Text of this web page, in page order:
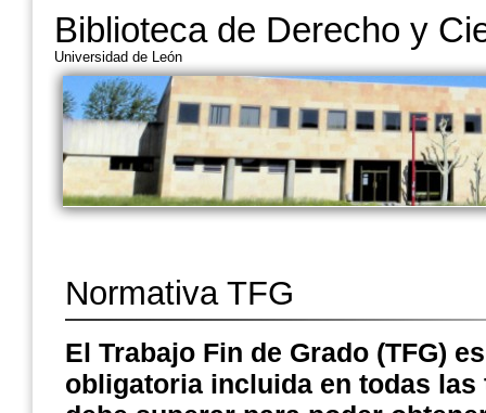
Biblioteca de Derecho y
Universidad de León
Normativa TFG
El Trabajo Fin de Grado (TFG)
obligatoria incluida en todas